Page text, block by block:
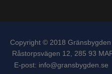
Copyright © 2018
Råstorpsvägen 12, 285 93
E-post: info@gransbygden.se